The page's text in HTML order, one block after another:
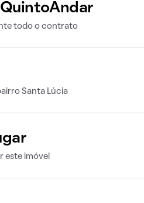
todo o contrato
Santa Lúcia
este imóvel